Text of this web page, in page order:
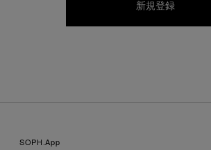
SOPH.App